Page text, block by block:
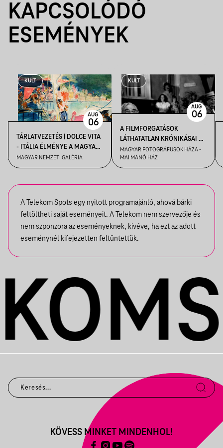
KAPCSOLÓDÓ
ESEMÉNYEK
KULT
TÁRLATVEZETÉS | DOLCE VITA
- ITÁLIA ÉLMÉNYE A MAGYAR
MŰVÉSZETBEN
MAGYAR NEMZETI GALÉRIA
AUG
06
KULT
A FILMFORGATÁSOK
LÁTHATATLAN KRÓNIKÁSAI –
KENDE TAMÁS FILMFOTÓS
VEZETÉSE A FELVÉTEL! CÍMŰ
KIÁLLÍTÁSBAN
MAGYAR FOTOGRÁFUSOK HÁZA -
MAI MANÓ HÁZ
AUG
06
A Telekom Spots egy nyitott programajánló, ahová bárki
feltöltheti saját eseményeit. A Telekom nem szervezője és
nem szponzora az eseményeknek, kivéve, ha ezt az adott
eseménynél kifejezetten feltüntettük.
KÖVESS MINKET MINDENHOL!